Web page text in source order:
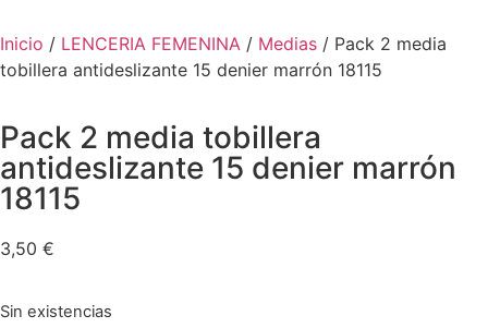
Inicio / LENCERIA FEMENINA / Medias / Pack 2 media
tobillera antideslizante 15 denier marrón 18115
Pack 2 media tobillera
antideslizante 15 denier marrón
18115
3,50 €
Sin existencias